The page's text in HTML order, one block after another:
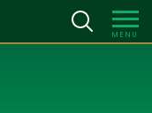
MENU